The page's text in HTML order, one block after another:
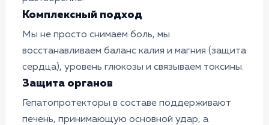
Комплексный подход
Мы не просто снимаем боль, мы
восстанавливаем баланс калия и магния (защита
сердца), уровень глюкозы и связываем токсины.
Защита органов
Гепатопротекторы в составе поддерживают
печень, принимающую основной удар, а